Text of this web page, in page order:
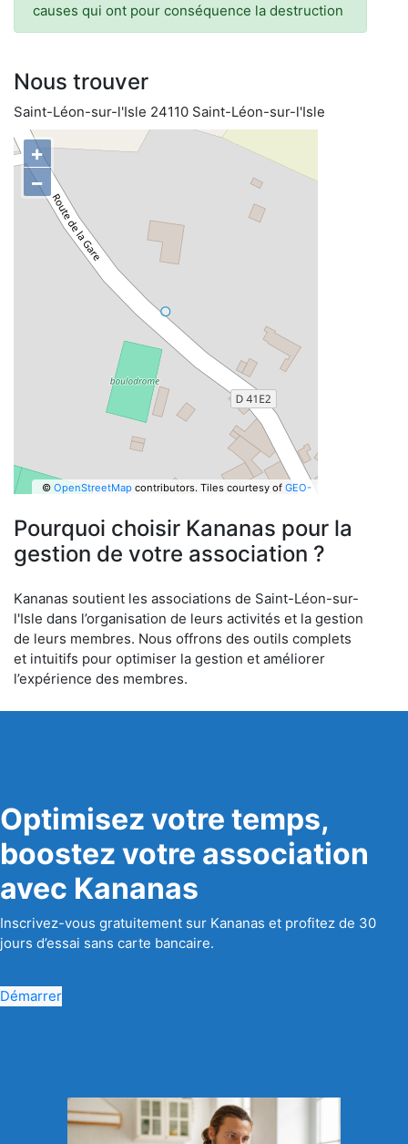
causes qui ont pour conséquence la destruction
Nous trouver
Saint-Léon-sur-l'Isle 24110 Saint-Léon-sur-l'Isle
+
−
© OpenStreetMapcontributors. Tiles courtesy of GEO-
Pourquoi choisir Kananas pour la
gestion de votre association ?
Kananas soutient les associations de Saint-Léon-sur-
l'Isle dans l’organisation de leurs activités et la gestion
de leurs membres. Nous offrons des outils complets
et intuitifs pour optimiser la gestion et améliorer
l’expérience des membres.
Optimisez votre temps,
boostez votre association
avec Kananas
Inscrivez-vous gratuitement sur Kananas et profitez de 30
jours d’essai sans carte bancaire.
Démarrer